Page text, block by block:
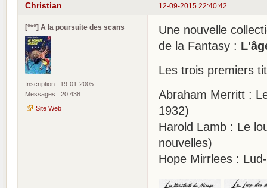
12-09-2015 22:40:42
Christian
[°*°] A la poursuite des scans
Inscription : 19-01-2005
Messages : 20 438
Site Web
Une nouvelle
de la Fantasy :
Les trois premiers
Abraham Merritt :
1932)
Harold Lamb : Le
nouvelles)
Hope Mirrlees :